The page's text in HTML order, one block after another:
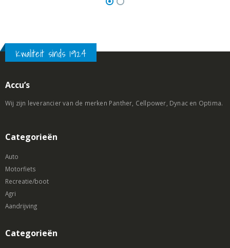
Kwaliteit sinds 1924
Accu’s
Wij zijn leverancier van de merken Panther, Cellpower, Dynac en Optima.
Categorieën
Auto
Motorfiets
Recreatie/boot
Agri
Aandrijving
Categorieën